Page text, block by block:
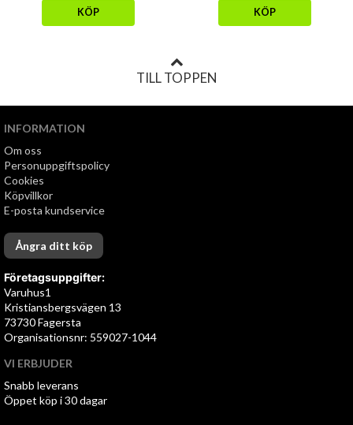
KÖP KÖP
TILL TOPPEN
INFORMATION
Om oss
Personuppgiftspolicy
Cookies
Köpvillkor
E-posta kundservice
Ångra ditt köp
Företagsuppgifter:
Varuhus1
Kristiansbergsvägen 13
73730 Fagersta
Organisationsnr: 559027-1044
VI ERBJUDER
Snabb leverans
Öppet köp i 30 dagar